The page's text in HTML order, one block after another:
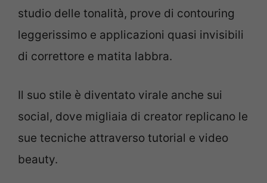
studio delle tonalità, prove di contouring
leggerissimo e applicazioni quasi invisibili
di correttore e matita labbra.
Il suo stile è diventato virale anche sui
social, dove migliaia di creator replicano le
sue tecniche attraverso tutorial e video
beauty.